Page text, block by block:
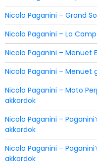
Nicolo Paganini – Grand
Nicolo Paganini – La
Nicolo Paganini – Menuet
Nicolo Paganini – Menuet
Nicolo Paganini – Moto
akkordok
Nicolo Paganini –
akkordok
Nicolo Paganini –
akkordok